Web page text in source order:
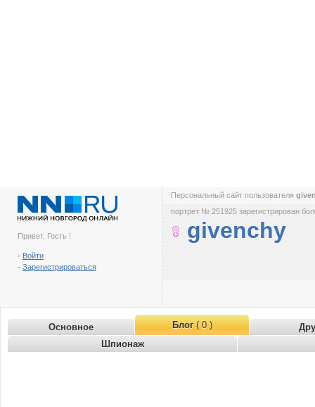
Привет, Гость !
- Войти
- Зарегистрироваться
Персональный сайт пользователя
портрет № 251925 зарегистрирован
givenchy
Основное Блог( 0 )
Шпионаж